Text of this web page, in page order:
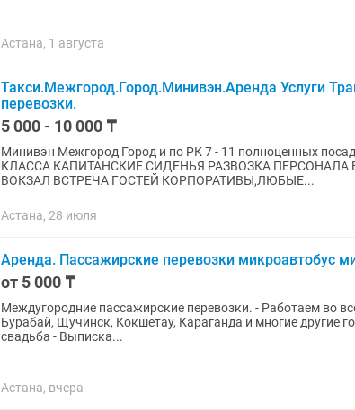
Астана, 1 августа
Такси.Межгород.Город.Минивэн.Аренда Услуги
перевозки.
5 000 - 10 000 ₸
Минивэн Межгород Город и по РК 7 - 11 полноценных посадочных мест МАШИНА БИЗНЕС
КЛАССА КАПИТАНСКИЕ СИДЕНЬЯ РАЗВОЗКА ПЕРСОНАЛА ВСРТЕЧА С АЭРОПОРТА И ЖД
ВОКЗАЛ ВСТРЕЧА ГОСТЕЙ КОРПОРАТИВЫ,ЛЮБЫЕ...
Астана, 28 июля
Аренда. Пассажирские перевозки микроавтобус
от 5 000 ₸
Междугородние пассажирские перевозки. - Работаем во все
Бурабай, Щучинск, Кокшетау, Караганда и многие другие
свадьба - Выписка...
Астана, вчера